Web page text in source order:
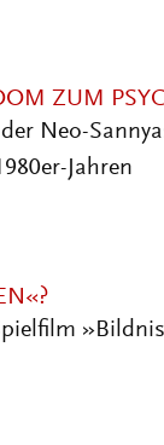
ZUM
Neo-
Jahren